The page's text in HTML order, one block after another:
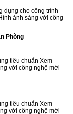
dụng cho công trình
ảnh sáng với công
Phòng
tiêu chuẩn Xem
với công nghệ mới
tiêu chuẩn Xem
với công nghệ mới